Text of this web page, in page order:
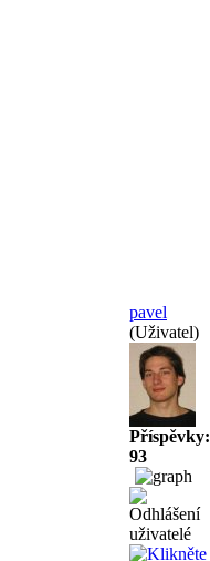
pavel
(Uživatel)
Příspěvky:
93